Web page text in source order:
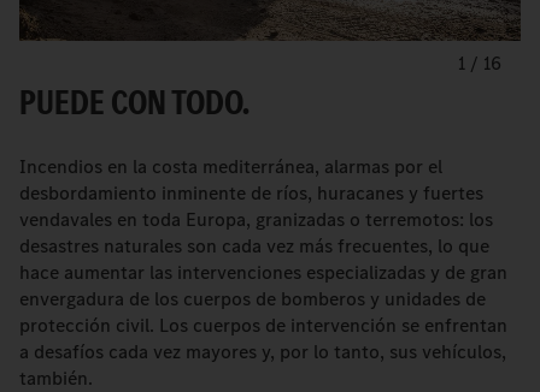
1 / 16
PUEDE CON TODO.
Incendios en la costa mediterránea, alarmas por el
desbordamiento inminente de ríos, huracanes y fuertes
vendavales en toda Europa, granizadas o terremotos: los
desastres naturales son cada vez más frecuentes, lo que
hace aumentar las intervenciones especializadas y de gran
envergadura de los cuerpos de bomberos y unidades de
protección civil. Los cuerpos de intervención se enfrentan
a desafíos cada vez mayores y, por lo tanto, sus vehículos,
también.